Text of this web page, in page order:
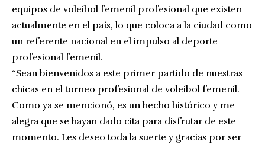
equipos de voleibol femenil profesional que existen
actualmente en el país, lo que coloca a la ciudad como
un referente nacional en el impulso al deporte
profesional femenil.
“Sean bienvenidos a este primer partido de nuestras
chicas en el torneo profesional de voleibol femenil.
Como ya se mencionó, es un hecho histórico y me
alegra que se hayan dado cita para disfrutar de este
momento. Les deseo toda la suerte y gracias por ser